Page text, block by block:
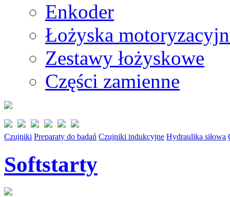
Enkoder
Łożyska
Zestawy łożyskowe
Części zamienne
Czujniki Preparaty do badań Czujniki indukcyjne Hydraulika siłowa
Softstarty